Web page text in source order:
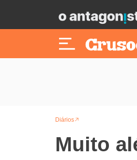
Diários
Muito